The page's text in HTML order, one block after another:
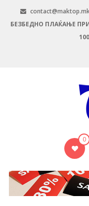
contentБЕЗБЕДНО ПЛАЌАЊЕ
0